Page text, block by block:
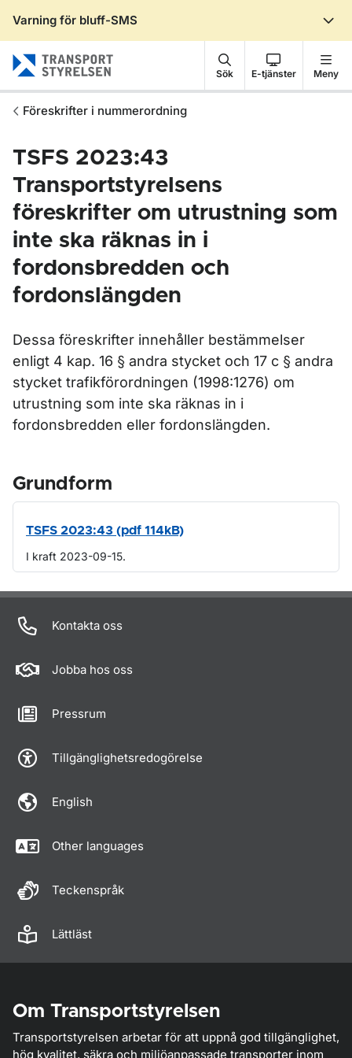
Varning för bluff-SMS
Sök E-tjänster Meny
Föreskrifter i nummerordning
TSFS 2023:43
Transportstyrelsens
föreskrifter om utrustning som
inte ska räknas in i
fordonsbredden och
fordonslängden
Dessa föreskrifter innehåller bestämmelser
enligt 4 kap. 16 § andra stycket och 17 c § andra
stycket trafikförordningen (1998:1276) om
utrustning som inte ska räknas in i
fordonsbredden eller fordonslängden.
Grundform
TSFS 2023:43 (pdf 114kB)
I kraft 2023-09-15.
Om sidan
Kontakta oss
Jobba hos oss
Pressrum
Tillgänglighetsredogörelse
English
Other languages
Teckenspråk
Lättläst
Om Transportstyrelsen
Transportstyrelsen arbetar för att uppnå god tillgänglighet,
hög kvalitet, säkra och miljöanpassade transporter inom